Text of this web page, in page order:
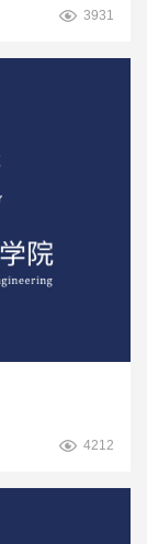
3931
4212